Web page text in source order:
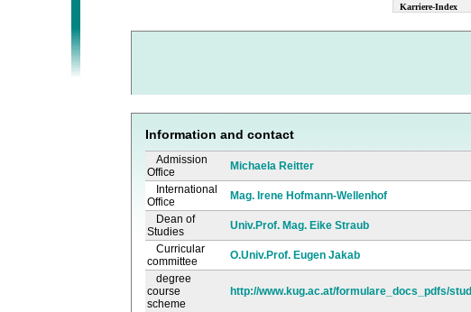
Karriere-Index
Information and contact
Admission
Office
Michaela Reitter
International
Office
Mag. Irene Hofmann-Wellenhof
Dean of
Studies
Univ.Prof. Mag. Eike Straub
Curricular
committee
O.Univ.Prof. Eugen Jakab
degree
course
scheme
http://www.kug.ac.at/formulare_docs_pdfs/